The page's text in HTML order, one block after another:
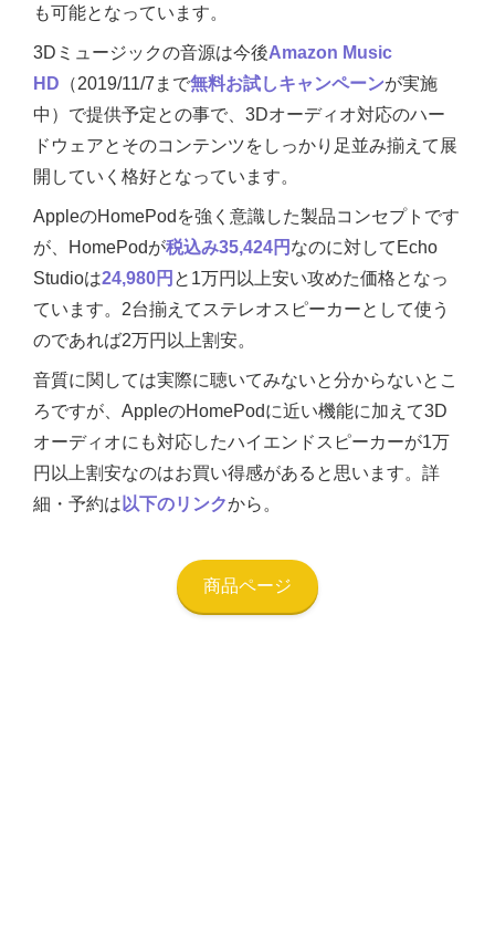
も可能となっています。
3Dミュージックの音源は今後Amazon Music
HD （2019/11/7まで無料お試しキャンペーンが実施
中）で提供予定との事で、3Dオーディオ対応のハー
ドウェアとそのコンテンツをしっかり足並み揃えて展
開していく格好となっています。
AppleのHomePodを強く意識した製品コンセプトです
が、HomePodが税込み35,424円 なのに対してEcho
Studioは24,980円 と1万円以上安い攻めた価格となっ
ています。2台揃えてステレオスピーカーとして使う
のであれば2万円以上割安。
音質に関しては実際に聴いてみないと分からないとこ
ろですが、AppleのHomePodに近い機能に加えて3D
オーディオにも対応したハイエンドスピーカーが1万
円以上割安なのはお買い得感があると思います。詳
細・予約は 以下のリンクから。
商品ページ